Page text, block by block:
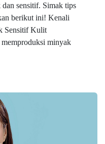
sensitif. Simak tips
berikut ini! Kenali
Sensitif Kulit
minyak